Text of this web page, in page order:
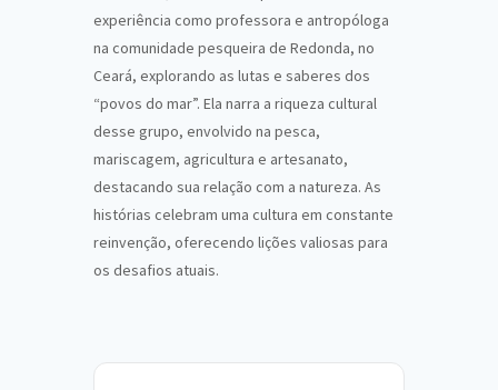
experiência como professora e antropóloga
na comunidade pesqueira de Redonda, no
Ceará, explorando as lutas e saberes dos
“povos do mar”. Ela narra a riqueza cultural
desse grupo, envolvido na pesca,
mariscagem, agricultura e artesanato,
destacando sua relação com a natureza. As
histórias celebram uma cultura em constante
reinvenção, oferecendo lições valiosas para
os desafios atuais.